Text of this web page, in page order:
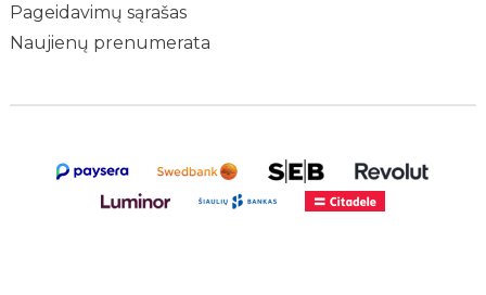
Pageidavimų sąrašas
Naujienų prenumerata